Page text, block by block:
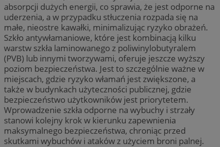
absorpcji dużych energii, co sprawia, że jest odporne na
uderzenia, a w przypadku stłuczenia rozpada się na
małe, nieostre kawałki, minimalizując ryzyko obrażeń.
Szkło antywłamaniowe, które jest kombinacją kilku
warstw szkła laminowanego z poliwinylobutyralem
(PVB) lub innymi tworzywami, oferuje jeszcze wyższy
poziom bezpieczeństwa. Jest to szczególnie ważne w
miejscach, gdzie ryzyko włamań jest zwiększone, a
także w budynkach użyteczności publicznej, gdzie
bezpieczeństwo użytkowników jest priorytetem.
Wprowadzenie szkła odporne na wybuchy i strzały
stanowi kolejny krok w kierunku zapewnienia
maksymalnego bezpieczeństwa, chroniąc przed
skutkami wybuchów i ataków z użyciem broni palnej.